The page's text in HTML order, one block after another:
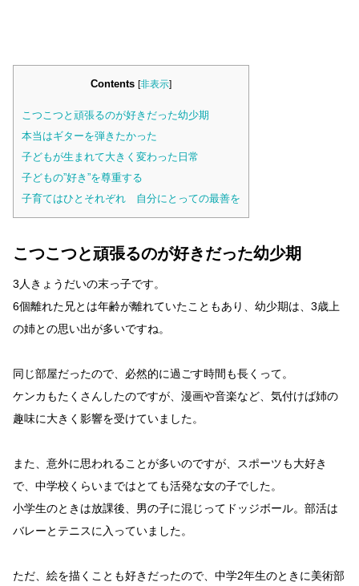
Contents [非表示]
こつこつと頑張るのが好きだった幼少期
本当はギターを弾きたかった
子どもが生まれて大きく変わった日常
子どもの”好き”を尊重する
子育てはひとそれぞれ 自分にとっての最善を
こつこつと頑張るのが好きだった幼少期
3人きょうだいの末っ子です。
6個離れた兄とは年齢が離れていたこともあり、幼少期は、3歳上
の姉との思い出が多いですね。
同じ部屋だったので、必然的に過ごす時間も長くって。
ケンカもたくさんしたのですが、漫画や音楽など、気付けば姉の
趣味に大きく影響を受けていました。
また、意外に思われることが多いのですが、スポーツも大好き
で、中学校くらいまではとても活発な女の子でした。
小学生のときは放課後、男の子に混じってドッジボール。部活は
バレーとテニスに入っていました。
ただ、絵を描くことも好きだったので、中学2年生のときに美術部